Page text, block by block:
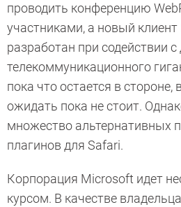
проводить конференцию
участниками, а новый клиент
разработан при содействии
телекоммуникационного
пока что остается в стороне,
ожидать пока не стоит.
множество альтернативных
плагинов для Safari.
Корпорация Microsoft идет
курсом. В качестве